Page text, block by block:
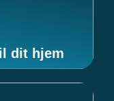
dit hjem